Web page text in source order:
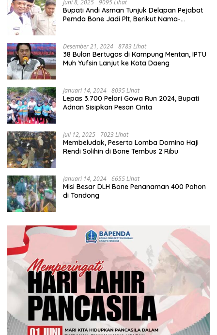
Juni 8, 2025 9095 Lihat
Bupati Andi Asman Tunjuk Delapan Pejabat
Pemda Bone Jadi Plt, Berikut Nama-
Desember 21, 2024 8783 Lihat
38 Bulan Bertugas di Kampung Mentan, IPTU
Muh Yufsin Lanjut ke Kota Daeng
Januari 14, 2024 8095 Lihat
Lepas 3.700 Pelari Gowa Run 2024, Bupati
Adnan Sisipkan Pesan Cinta
Juli 12, 2025 7023 Lihat
Membeludak, Peserta Lomba Domino Haji
Rendi Solihin di Bone Tembus 2 Ribu
Januari 14, 2024 6655 Lihat
Misi Besar DLH Bone Penanaman 400 Pohon
di Tondong